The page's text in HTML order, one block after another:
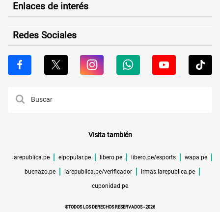
Enlaces de interés
Redes Sociales
Visita también
larepublica.pe elpopular.pe libero.pe libero.pe/esports wapa.pe
buenazo.pe larepublica.pe/verificador lrmas.larepublica.pe
cuponidad.pe
©TODOS LOS DERECHOS RESERVADOS -2026